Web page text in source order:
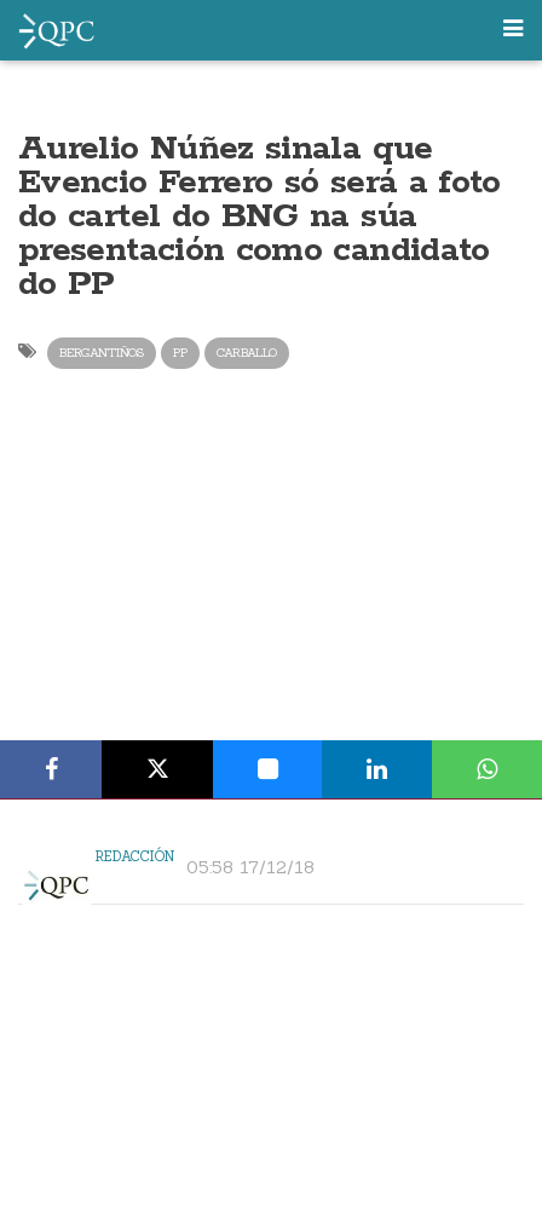
Aurelio Núñez sinala que
Evencio Ferrero só será a foto
do cartel do BNG na súa
presentación como candidato
do PP
BERGANTIÑOS PP CARBALLO
REDACCIÓN 05:58 17/12/18